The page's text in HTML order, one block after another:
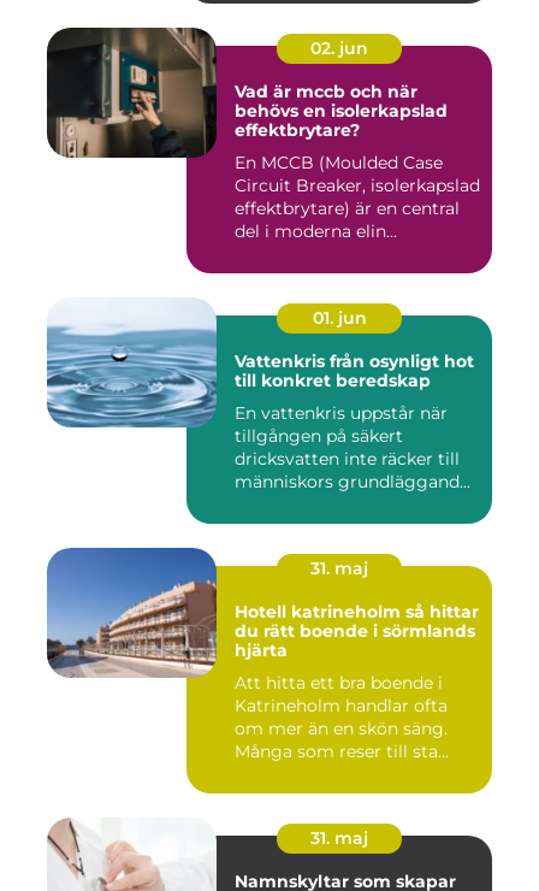
02. jun
Vad är mccb och när
behövs en isolerkapslad
effektbrytare?
En MCCB (Moulded Case
Circuit Breaker, isolerkapslad
effektbrytare) är en central
del i moderna elin...
01. jun
Vattenkris från osynligt hot
till konkret beredskap
En vattenkris uppstår när
tillgången på säkert
dricksvatten inte räcker till
människors grundläggand...
31. maj
Hotell katrineholm så hittar
du rätt boende i sörmlands
hjärta
Att hitta ett bra boende i
Katrineholm handlar ofta
om mer än en skön säng.
Många som reser till sta...
31. maj
Namnskyltar som skapar